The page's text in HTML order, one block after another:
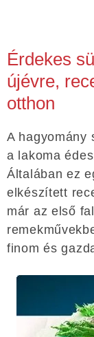
Érdekes
újévre,
otthon
A hagyomány
a lakoma
Általában ez
elkészített
már az első
finom és